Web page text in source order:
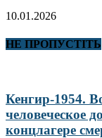
10.01.2026
НЕ ПРОПУСТІТЬ
Кенгир-1954.
человеческое
концлагере